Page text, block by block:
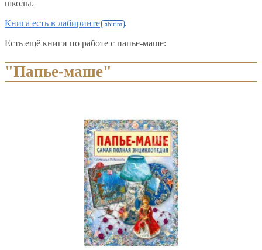
школы.
Книга есть в лабиринте
.
Есть ещё книги по работе с папье-маше:
"Папье-маше"